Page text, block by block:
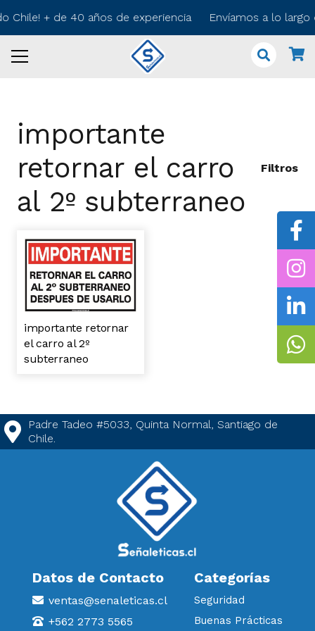
Chile! + de 40 años de experiencia Envíamos a lo
importante
retornar el carro
al 2º subterraneo
Filtros
importante retornar
el carro al 2º
subterraneo
Padre Tadeo #5033, Quinta Normal, Santiago de
Chile.
Datos de Contacto
ventas@senaleticas.cl
+562 2773 5565
Categorías
Seguridad
Buenas Prácticas